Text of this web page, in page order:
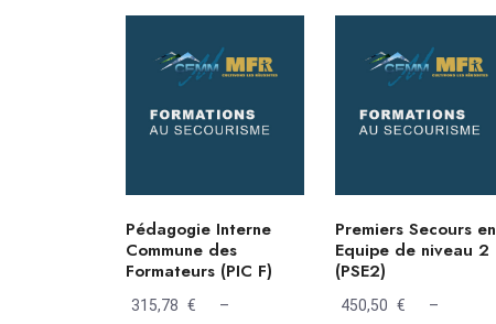
Pédagogie Interne
Commune des
Formateurs (PIC F)
315,78 €
–
Premiers Secours en
Equipe de niveau 2
(PSE2)
450,50 €
–